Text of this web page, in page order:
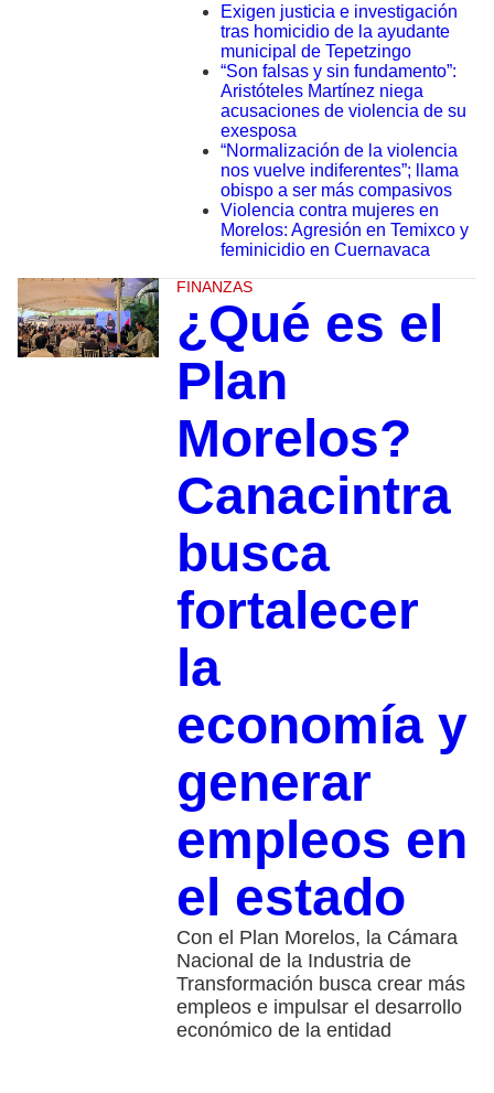
Exigen justicia e investigación
tras homicidio de la ayudante
municipal de Tepetzingo
“Son falsas y sin fundamento”:
Aristóteles Martínez niega
acusaciones de violencia de su
exesposa
“Normalización de la violencia
nos vuelve indiferentes”; llama
obispo a ser más compasivos
Violencia contra mujeres en
Morelos: Agresión en Temixco y
feminicidio en Cuernavaca
FINANZAS
¿Qué es el
Plan
Morelos?
Canacintra
busca
fortalecer
la
economía y
generar
empleos en
el estado
Con el Plan Morelos, la Cámara
Nacional de la Industria de
Transformación busca crear más
empleos e impulsar el desarrollo
económico de la entidad